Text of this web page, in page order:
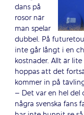
dans på
rosor när
man spelar
dubbel. På
inte går långt i en
kostnader. Allt är
hoppas att det
kommer in på
– Det var en hel
några svenska fans